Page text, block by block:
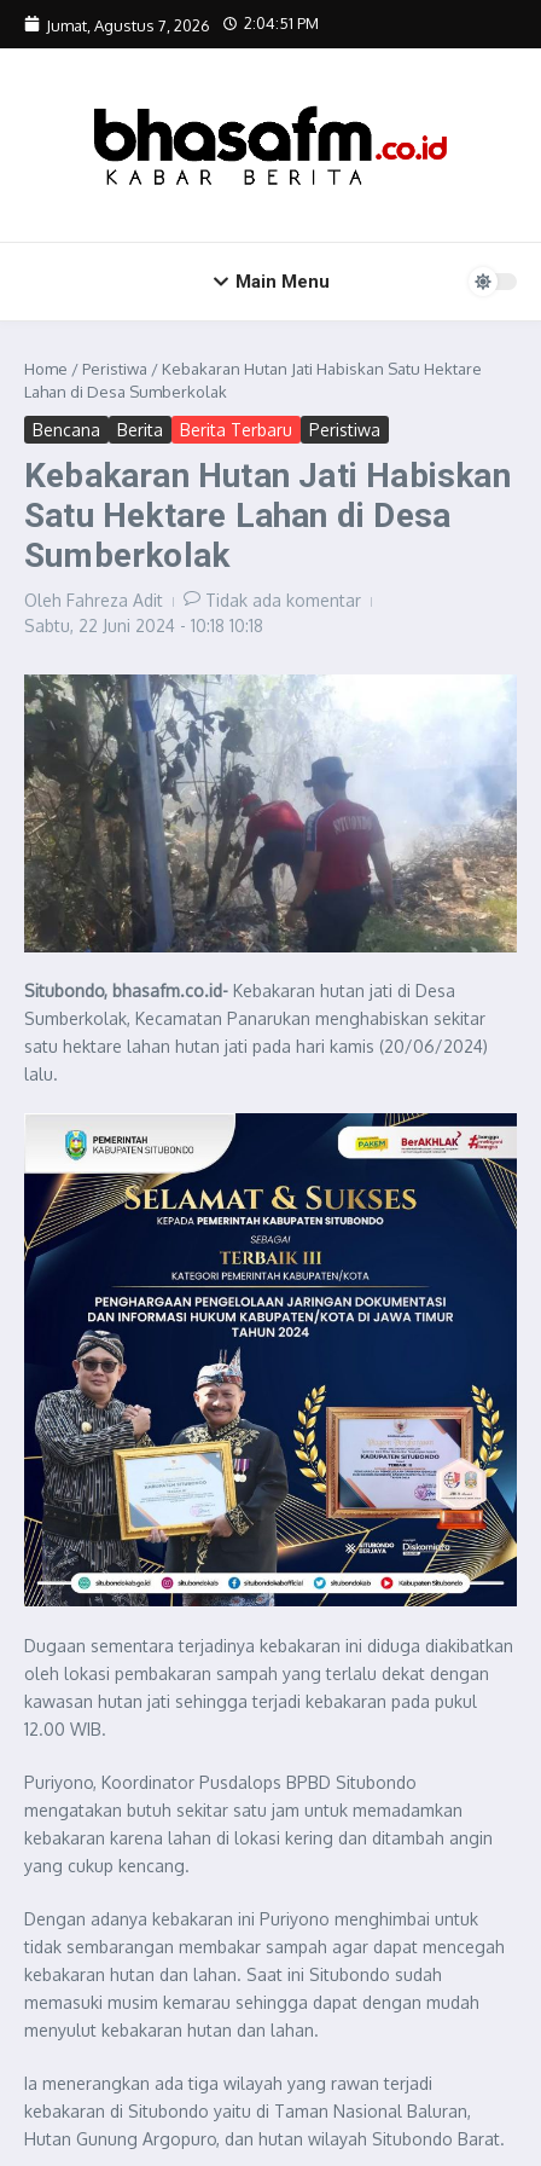
Lewati ke konten
Jumat, Agustus 7, 2026 2:04:52 PM
Main Menu
Home / Peristiwa / Kebakaran Hutan Jati Habiskan Satu Hektare
Lahan di Desa Sumberkolak
Bencana Berita Berita Terbaru Peristiwa
Kebakaran Hutan Jati Habiskan
Satu Hektare Lahan di Desa
Sumberkolak
Oleh Fahreza Adit
Tidak ada komentar
Sabtu, 22 Juni 2024 - 10:18 10:18
Situbondo, bhasafm.co.id- Kebakaran hutan jati di Desa
Sumberkolak, Kecamatan Panarukan menghabiskan sekitar
satu hektare lahan hutan jati pada hari kamis (20/06/2024)
lalu.
Dugaan sementara terjadinya kebakaran ini diduga diakibatkan
oleh lokasi pembakaran sampah yang terlalu dekat dengan
kawasan hutan jati sehingga terjadi kebakaran pada pukul
12.00 WIB.
Puriyono, Koordinator Pusdalops BPBD Situbondo
mengatakan butuh sekitar satu jam untuk memadamkan
kebakaran karena lahan di lokasi kering dan ditambah angin
yang cukup kencang.
Dengan adanya kebakaran ini Puriyono menghimbai untuk
tidak sembarangan membakar sampah agar dapat mencegah
kebakaran hutan dan lahan. Saat ini Situbondo sudah
memasuki musim kemarau sehingga dapat dengan mudah
menyulut kebakaran hutan dan lahan.
Ia menerangkan ada tiga wilayah yang rawan terjadi
kebakaran di Situbondo yaitu di Taman Nasional Baluran,
Hutan Gunung Argopuro, dan hutan wilayah Situbondo Barat.